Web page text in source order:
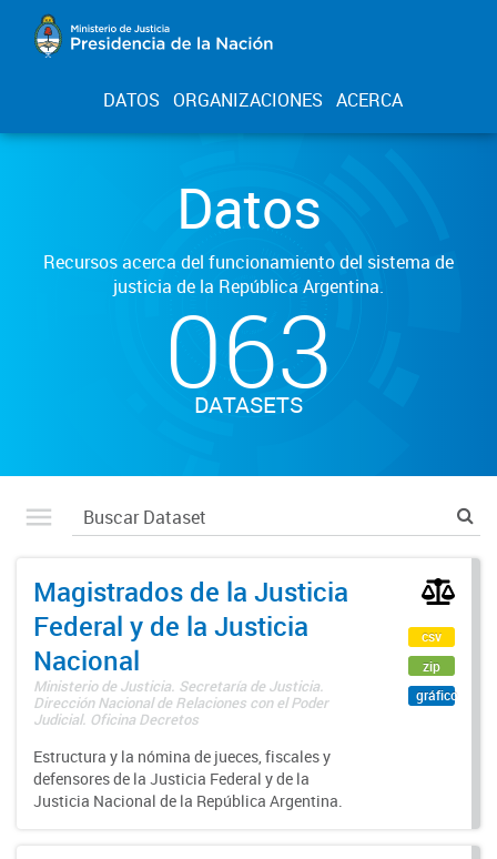
DATOS ORGANIZACIONES ACERCA
Datos
Recursos acerca del funcionamiento del sistema de
justicia de la República Argentina.
063
DATASETS
Magistrados de la Justicia
Federal y de la Justicia
Nacional
Ministerio de Justicia. Secretaría de Justicia.
Dirección Nacional de Relaciones con el Poder
Judicial. Oficina Decretos
Estructura y la nómina de jueces, fiscales y
defensores de la Justicia Federal y de la
Justicia Nacional de la República Argentina.
csv
zip
gráfico